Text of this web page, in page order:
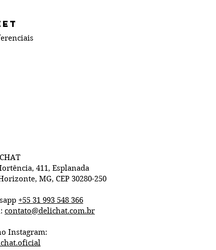
411, Esplanada
MG, CEP 30280-250
+55 31 993 548 366
contato@delichat.com.br
Instagram: